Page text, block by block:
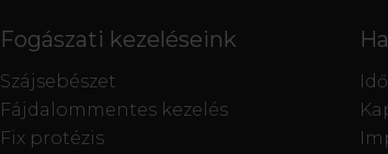
Fogászati kezeléseink
Szájsebészet
Fájdalommentes kezelés
Fix protézis